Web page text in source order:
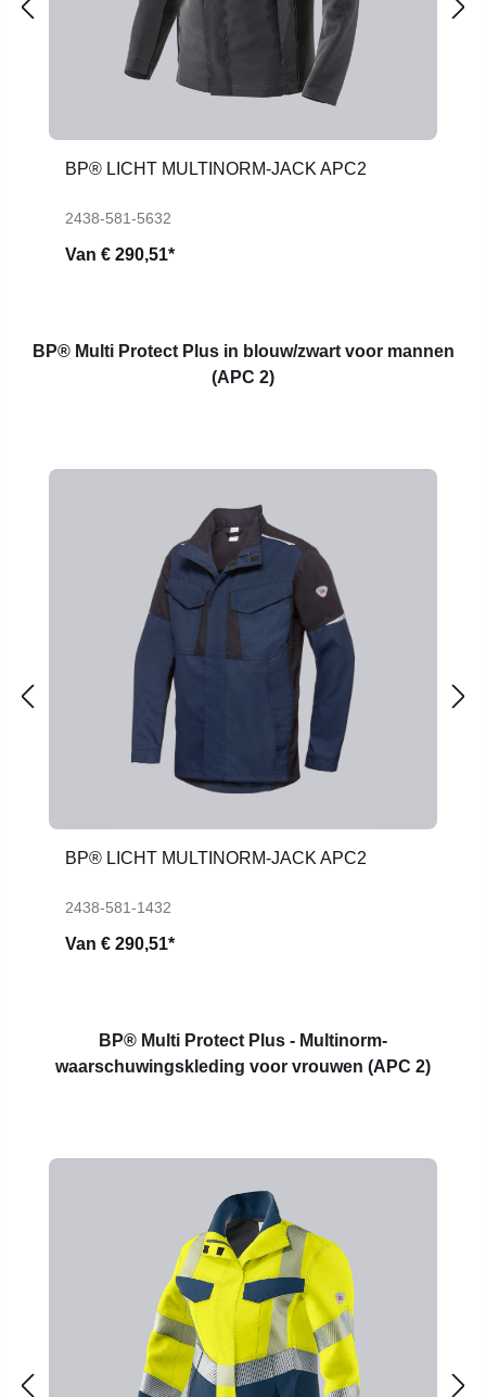
BP® LICHT MULTINORM-JACK APC2
2438-581-5632
Van € 290,51*
BP® Multi Protect Plus in blouw/zwart voor mannen
(APC 2)
BP® LICHT MULTINORM-JACK APC2
2438-581-1432
Van € 290,51*
BP® Multi Protect Plus - Multinorm-
waarschuwingskleding voor vrouwen (APC 2)